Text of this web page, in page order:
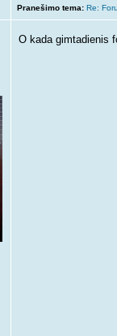
Pranešimo tema: Re:
O kada gimtadienis